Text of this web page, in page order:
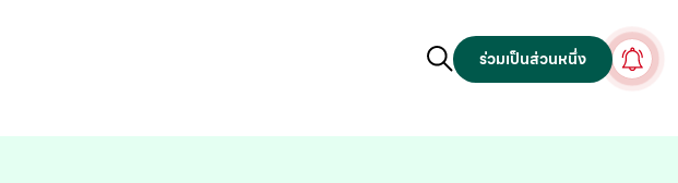
ร่วมเป็นส่วนหนึ่ง